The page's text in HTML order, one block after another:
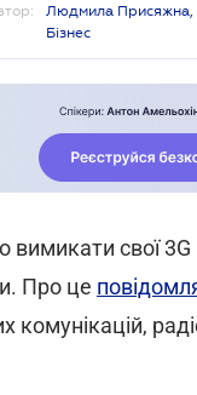
Людмила Присяжна,
Бізнес
вимикати свої
Про це